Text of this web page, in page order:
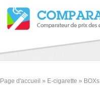
Page d'accueil » E-cigarette » BOXs